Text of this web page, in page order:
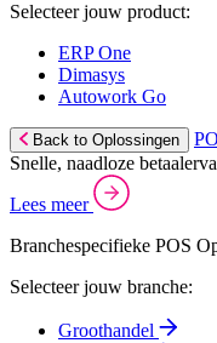
Selecteer jouw product:
ERP One
Dimasys
Autowork Go
Back to Oplossingen
Snelle, naadloze
Lees meer
Branchespecifieke POS
Selecteer jouw branche:
Groothandel